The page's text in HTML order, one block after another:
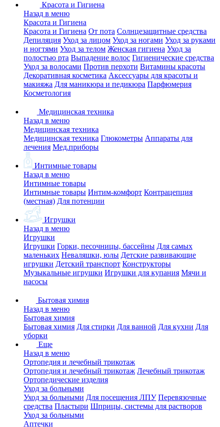
Красота и Гигиена
Назад в меню
Красота и Гигиена
Красота и Гигиена От пота Солнцезащитные средства
Депиляция Уход за лицом Уход за ногами Уход за руками
и ногтями Уход за телом Женская гигиена Уход за
полостью рта Выпадение волос Гигиенические средства
Уход за волосами Против перхоти Витамины красоты
Декоративная косметика Аксессуары для красоты и
макияжа Для маникюра и педикюра Парфюмерия
Косметология
Медицинская техника
Назад в меню
Медицинская техника
Медицинская техника Глюкометры Аппараты для
лечения Мед.приборы
Интимные товары
Назад в меню
Интимные товары
Интимные товары Интим-комфорт Контрацепция
(местная) Для потенции
Игрушки
Назад в меню
Игрушки
Игрушки Горки, песочницы, бассейны Для самых
маленьких Неваляшки, юлы Детские развивающие
игрушки Детский транспорт Конструкторы
Музыкальные игрушки Игрушки для купания Мячи и
насосы
Бытовая химия
Назад в меню
Бытовая химия
Бытовая химия Для стирки Для ванной Для кухни Для
уборки
Еще
Назад в меню
Ортопедия и лечебный трикотаж
Ортопедия и лечебный трикотаж Лечебный трикотаж
Ортопедические изделия
Уход за больными
Уход за больными Для посещения ЛПУ Перевязочные
средства Пластыри Шприцы, системы для растворов
Уход за больными
Аптечки